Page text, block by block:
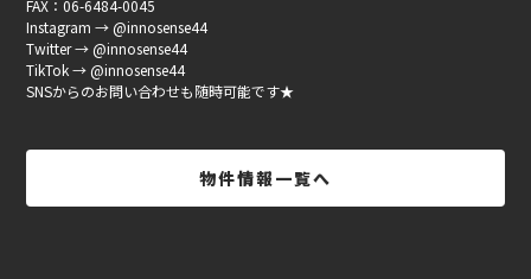
FAX：06-6484-0045
Instagram → @innosense44
Twitter → @innosense44
TikTok → @innosense44
SNSからのお問い合わせも随時可能です★
物件情報一覧へ